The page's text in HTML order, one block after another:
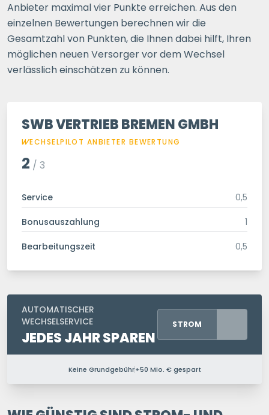
Anbieter maximal vier Punkte erreichen. Aus den
einzelnen Bewertungen berechnen wir die
Gesamtzahl von Punkten, die Ihnen dabei hilft, Ihren
möglichen neuen Versorger vor dem Wechsel
verlässlich einschätzen zu können.
SWB VERTRIEB BREMEN GMBH
WECHSELPILOT ANBIETER BEWERTUNG
2 / 3
Service 0,5
Bonusauszahlung 1
Bearbeitungszeit 0,5
AUTOMATISCHER
WECHSELSERVICE
JEDES JAHR SPAREN
STROM
PERSONEN IM HAUSHALT
1 P.
Keine Grundgebühr+50 Mio. € gespart